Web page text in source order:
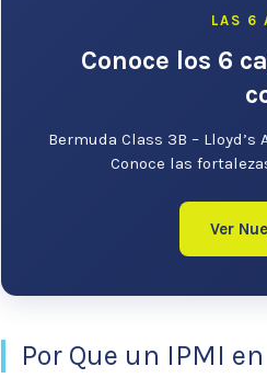
LAS 6
Conoce los 6
Bermuda Class 3B – Lloyd’s
Conoce las
Ver
Por Que un IPMI